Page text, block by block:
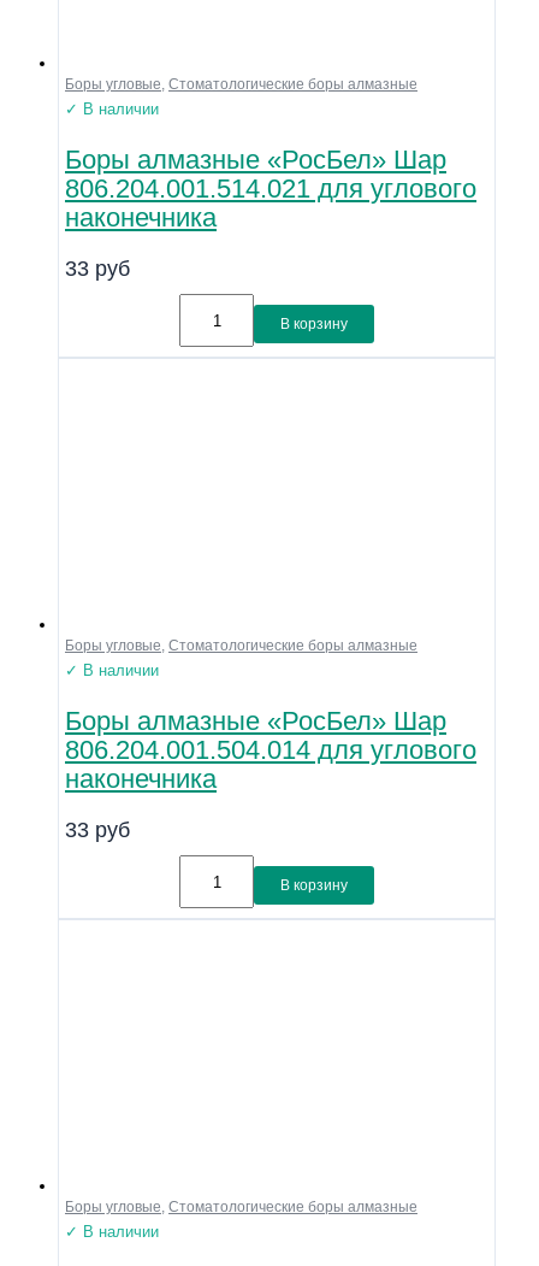
Боры угловые, Стоматологические боры алмазные
✓ В наличии
Боры алмазные «РосБел» Шар
806.204.001.514.021 для углового
наконечника
33 руб
В корзину
Боры угловые, Стоматологические боры алмазные
✓ В наличии
Боры алмазные «РосБел» Шар
806.204.001.504.014 для углового
наконечника
33 руб
В корзину
Боры угловые, Стоматологические боры алмазные
✓ В наличии